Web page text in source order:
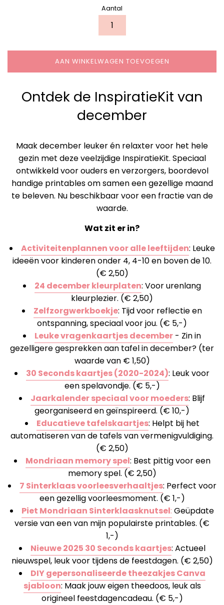
Aantal
AAN WINKELWAGEN TOEVOEGEN
Ontdek de InspiratieKit van
december
Maak december leuker én relaxter voor het hele
gezin met deze veelzijdige InspiratieKit. Speciaal
ontwikkeld voor ouders en verzorgers, boordevol
handige printables om samen een gezellige maand
te beleven. Nu beschikbaar voor een fractie van de
waarde.
Wat zit er in?
Activiteitenplannen voor alle leeftijden: Leuke
ideeën voor kinderen onder 4, 4-10 en boven de 10.
(€ 2,50)
24 december kleurplaten: Voor urenlang
kleurplezier. (€ 2,50)
Zelfzorgwerkboekje: Tijd voor reflectie en
ontspanning, speciaal voor jou. (€ 5,-)
Leuke vragenkaartjes december - Zin in
gezelligere gesprekken aan tafel in december? (ter
waarde van € 1,50)
30 Seconds kaartjes (2020-2024): Leuk voor
een spelavondje. (€ 5,-)
Jaarkalender speciaal voor moeders: Blijf
georganiseerd en geïnspireerd. (€ 10,-)
Educatieve tafelskaartjes: Helpt bij het
automatiseren van de tafels van vermenigvuldiging.
(€ 2,50)
Mondriaan memory spel: Best pittig voor een
memory spel. (€ 2,50)
7 Sinterklaas voorleesverhaaltjes: Perfect voor
een gezellig voorleesmoment. (€ 1,-)
Piet Mondriaan Sinterklaasknutsel: Geüpdate
versie van een van mijn populairste printables. (€
1,-)
Nieuwe 2025 30 Seconds kaartjes: Actueel
nieuwspel, leuk voor tijdens de feestdagen. (€ 2,50)
DIY gepersonaliseerde theezakjes Canva
sjabloon: Maak jouw eigen theedoos, leuk als
origineel feestdagencadeau. (€ 5,-)